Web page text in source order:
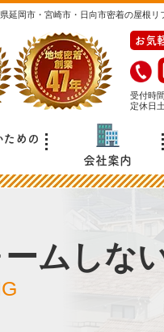
延岡市・宮崎市・日向市密着の屋根
お気
受付時
定休日
ための
会社案内
ムしな